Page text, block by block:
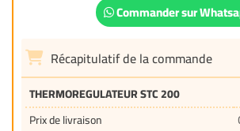
Commander sur
Récapitulatif de la commande
THERMOREGULATEUR STC 200
Prix de livraison